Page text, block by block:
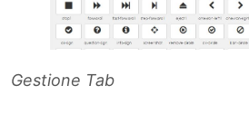
Gestione Tab